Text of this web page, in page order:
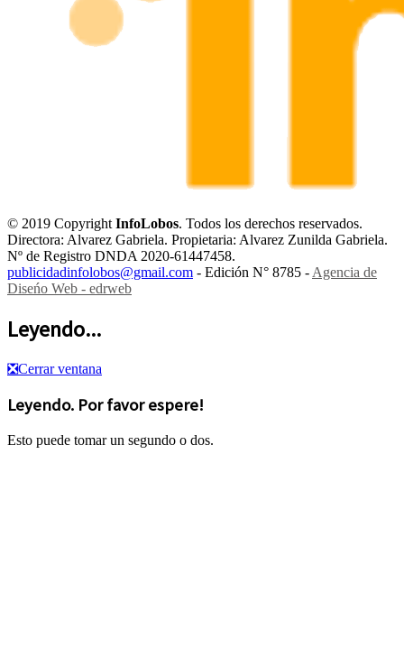
© 2019 CopyrightInfoLobos. Todos los derechos reservados.
Directora: Alvarez Gabriela. Propietaria: Alvarez Zunilda Gabriela.
Nº de Registro DNDA 2020-61447458.
publicidadinfolobos@gmail.com - Edición N° 8785 -Agencia de
Diseńo Web - edrweb
Leyendo...
❎Cerrar ventana
Leyendo. Por favor espere!
Esto puede tomar un segundo o dos.